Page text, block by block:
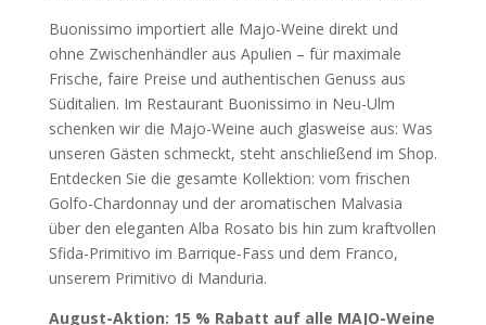
Buonissimo importiert alle Majo-Weine direkt und
ohne Zwischenhändler aus Apulien – für maximale
Frische, faire Preise und authentischen Genuss aus
Süditalien. Im Restaurant Buonissimo in Neu-Ulm
schenken wir die Majo-Weine auch glasweise aus: Was
unseren Gästen schmeckt, steht anschließend im Shop.
Entdecken Sie die gesamte Kollektion: vom frischen
Golfo-Chardonnay und der aromatischen Malvasia
über den eleganten Alba Rosato bis hin zum kraftvollen
Sfida-Primitivo im Barrique-Fass und dem Franco,
unserem Primitivo di Manduria.
August-Aktion: 15 % Rabatt auf alle MAJO-Weine